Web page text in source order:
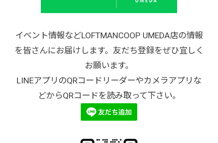
イベント情報などLOFTMANCOOP UMEDA店の情報
を皆さんにお届けします。友だち登録をぜひ宜しく
お願います。
LINEアプリのQRコードリーダーやカメラアプリな
どからQRコードを読み取って下さい。